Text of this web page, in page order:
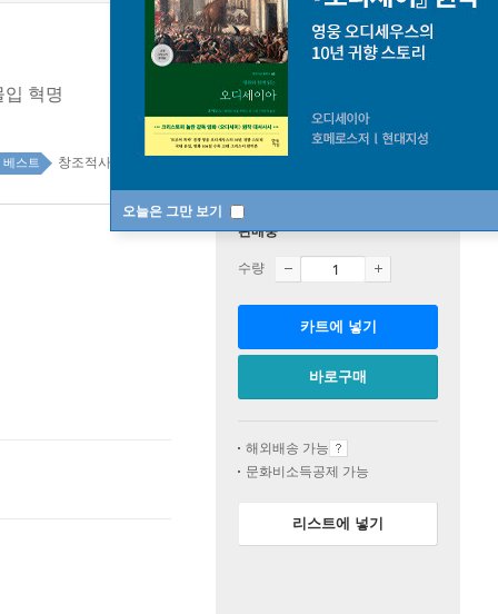
오늘은 그만 보기
혁명
베스트 창조적사고/두뇌계발 100위
판매중
수량
카트에 넣기
바로구매
해외배송 가능
문화비소득공제 가능
리스트에 넣기